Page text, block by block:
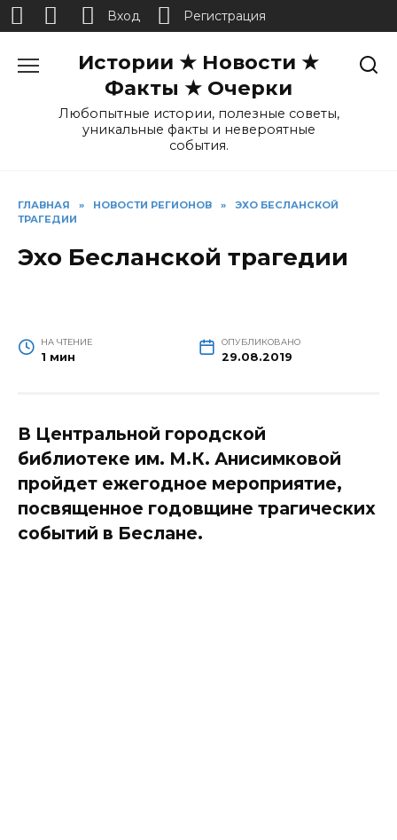
Истории ★ Новости ★
Факты ★ Очерки
Любопытные истории, полезные советы,
уникальные факты и невероятные
события.
ГЛАВНАЯ » НОВОСТИ РЕГИОНОВ »
ЭХО БЕСЛАНСКОЙ
ТРАГЕДИИ
Эхо Бесланской трагедии
НА ЧТЕНИЕ
1 мин
ОПУБЛИКОВАНО
29.08.2019
В Центральной городской
библиотеке им. М.К. Анисимковой
пройдет ежегодное мероприятие,
посвященное годовщине трагических
событий в Беслане.
Вход Регистрация